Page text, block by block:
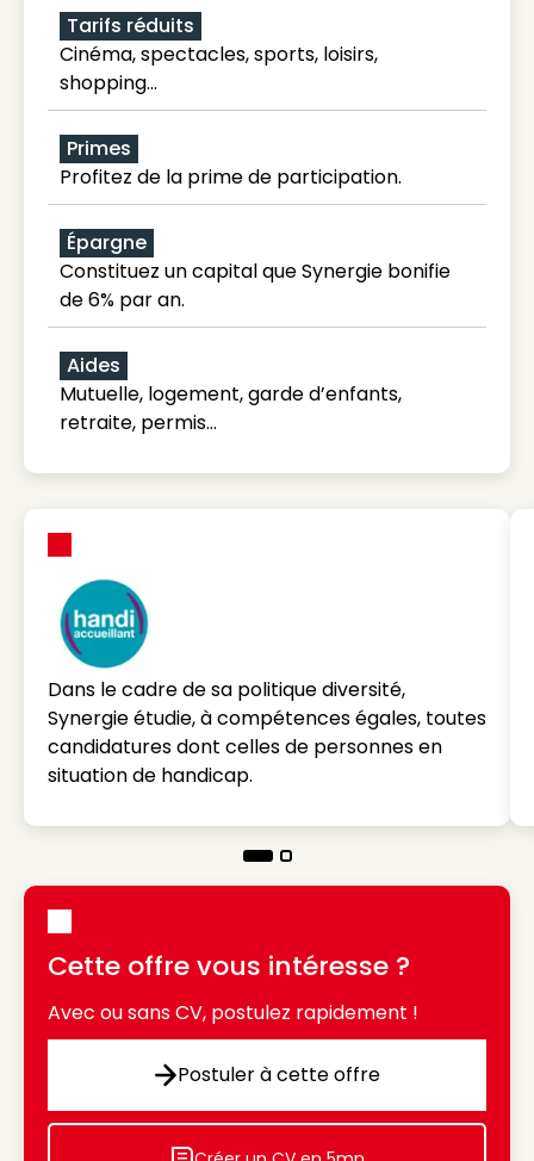
Tarifs réduits
Cinéma, spectacles, sports, loisirs,
shopping...
Primes
Profitez de la prime de participation.
Épargne
Constituez un capital que Synergie bonifie
de 6% par an.
Aides
Mutuelle, logement, garde d’enfants,
retraite, permis…
Dans le cadre de sa politique diversité,
Synergie étudie, à compétences égales, toutes
candidatures dont celles de personnes en
situation de handicap.
Cette offre vous intéresse ?
Avec ou sans CV, postulez rapidement !
Postuler à cette offre
Postuler à cette offre